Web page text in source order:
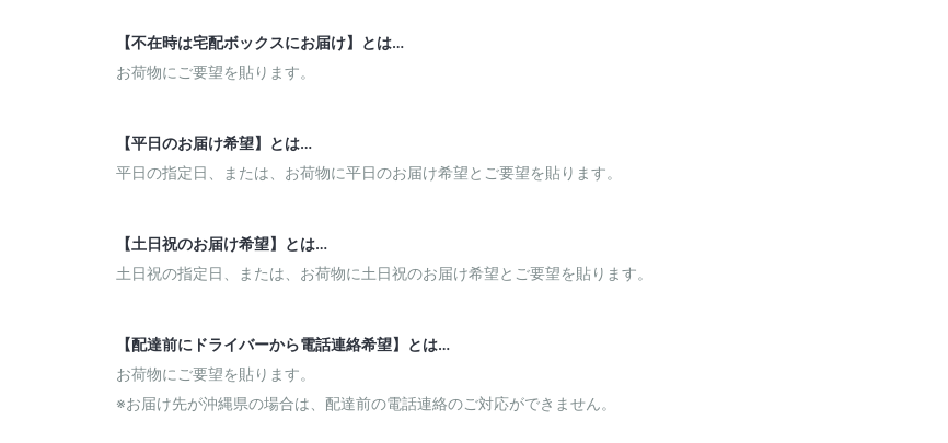
【不在時は宅配ボックスにお届け】とは…
お荷物にご要望を貼ります。
【平日のお届け希望】とは…
平日の指定日、または、お荷物に平日のお届け希望とご要望を貼ります。
【土日祝のお届け希望】とは…
土日祝の指定日、または、お荷物に土日祝のお届け希望とご要望を貼ります。
【配達前にドライバーから電話連絡希望】とは…
お荷物にご要望を貼ります。
※お届け先が沖縄県の場合は、配達前の電話連絡のご対応ができません。